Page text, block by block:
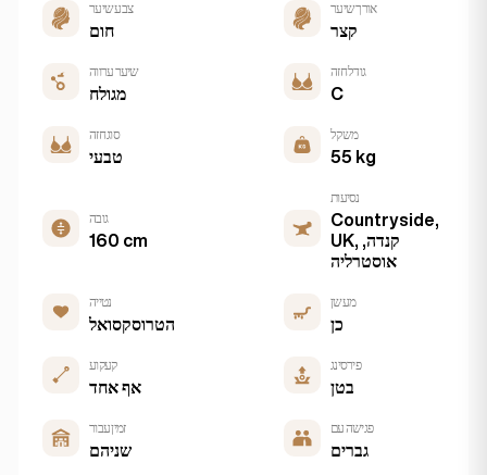
צבע שיער
חום
אורך שיער
קצר
שיער ערווה
מגולח
גודל חזה
C
סוג חזה
טבעי
משקל
55 kg
גובה
160 cm
נסיעות
Countryside,
UK, קנדה,
אוסטרליה
נטייה
הטרוסקסואל
מעשן
כן
קעקוע
אף אחד
פירסינג
בטן
זמין עבור
שניהם
פגישה עם
גברים